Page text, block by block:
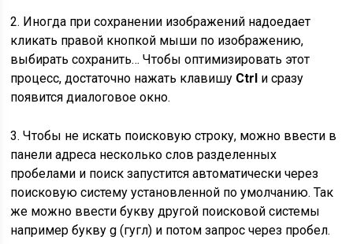
2. Иногда при сохранении изображений надоедает
кликать правой кнопкой мыши по изображению,
выбирать сохранить… Чтобы оптимизировать этот
процесс, достаточно нажать клавишу Ctrl и сразу
появится диалоговое окно.
3. Чтобы не искать поисковую строку, можно ввести в
панели адреса несколько слов разделенных
пробелами и поиск запустится автоматически через
поисковую систему установленной по умолчанию. Так
же можно ввести букву другой поисковой системы
например букву g (гугл) и потом запрос через пробел.